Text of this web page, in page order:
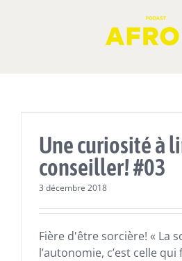
Une curiosité à
conseiller! #03
3 décembre 2018
Fière d'être sorcière! « La
l’autonomie, c’est celle